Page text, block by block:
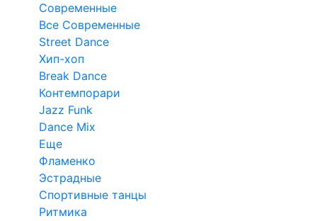
Современные
Все Современные
Street Dance
Хип-хоп
Break Dance
Контемпорари
Jazz Funk
Dance Mix
Еще
Фламенко
Эстрадные
Спортивные танцы
Ритмика